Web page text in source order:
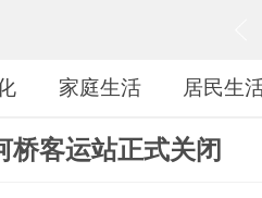
家庭生活 居民生
桥客运站正式关闭